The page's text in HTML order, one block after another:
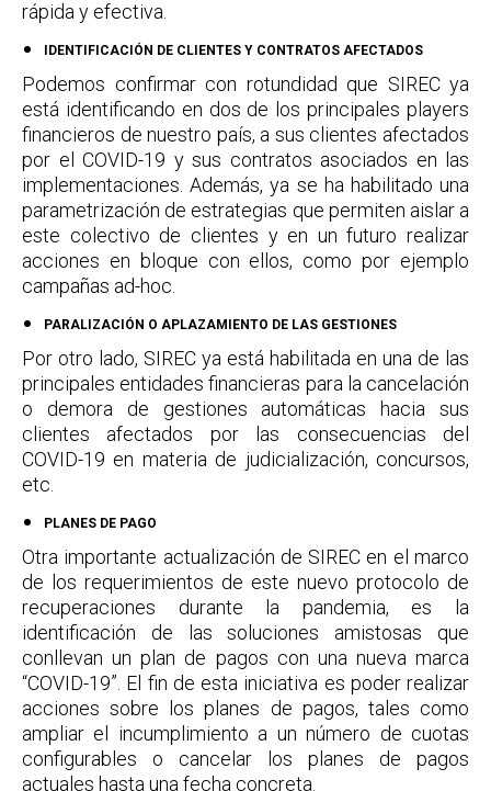
rápida y efectiva.
IDENTIFICACIÓN DE CLIENTES Y CONTRATOS AFECTADOS
Podemos confirmar con rotundidad que SIREC ya
está identificando en dos de los principales players
financieros de nuestro país, a sus clientes afectados
por el COVID-19 y sus contratos asociados en las
implementaciones. Además, ya se ha habilitado una
parametrización de estrategias que permiten aislar a
este colectivo de clientes y en un futuro realizar
acciones en bloque con ellos, como por ejemplo
campañas ad-hoc.
PARALIZACIÓN O APLAZAMIENTO DE LAS GESTIONES
Por otro lado, SIREC ya está habilitada en una de las
principales entidades financieras para la cancelación
o demora de gestiones automáticas hacia sus
clientes afectados por las consecuencias del
COVID-19 en materia de judicialización, concursos,
etc.
PLANES DE PAGO
Otra importante actualización de SIREC en el marco
de los requerimientos de este nuevo protocolo de
recuperaciones durante la pandemia, es la
identificación de las soluciones amistosas que
conllevan un plan de pagos con una nueva marca
“COVID-19”. El fin de esta iniciativa es poder realizar
acciones sobre los planes de pagos, tales como
ampliar el incumplimiento a un número de cuotas
configurables o cancelar los planes de pagos
actuales hasta una fecha concreta.